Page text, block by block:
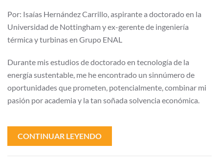
Por: Isaías Hernández Carrillo, aspirante a doctorado en la
Universidad de Nottingham y ex-gerente de ingeniería
térmica y turbinas en Grupo ENAL
Durante mis estudios de doctorado en tecnología de la
energía sustentable, me he encontrado un sinnúmero de
oportunidades que prometen, potencialmente, combinar mi
pasión por academia y la tan soñada solvencia económica.
CONTINUAR LEYENDO